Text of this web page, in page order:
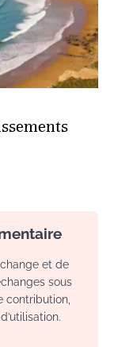
et de
sous
contribution,